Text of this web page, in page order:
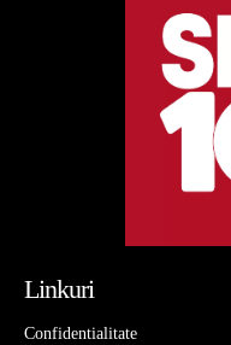
Linkuri
Confidentialitate